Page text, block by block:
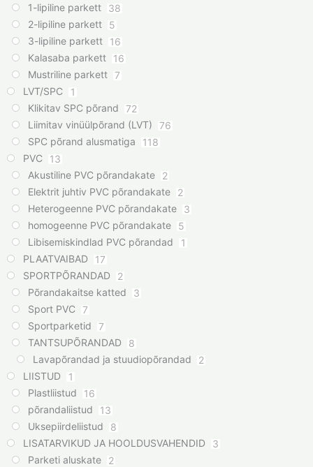
1-lipiline parkett
38
2-lipiline parkett
5
3-lipiline parkett
16
Kalasaba parkett
16
Mustriline parkett 7
LVT/SPC
1
Klikitav SPC põrand
72
Liimitav vinüülpõrand (LVT)
76
SPC põrand alusmatiga
118
PVC
13
Akustiline PVC põrandakate
2
Elektrit juhtiv PVC põrandakate
2
Heterogeenne PVC põrandakate
3
homogeenne PVC põrandakate
5
Libisemiskindlad PVC põrandad
1
PLAATVAIBAD
17
SPORTPÕRANDAD
2
Põrandakaitse katted
3
Sport PVC 7
Sportparketid
7
TANTSUPÕRANDAD
8
Lavapõrandad ja stuudiopõrandad
2
LIISTUD
1
Plastliistud
16
põrandaliistud
13
Uksepiirdeliistud
8
LISATARVIKUD JA HOOLDUSVAHENDID
3
Parketi aluskate
2